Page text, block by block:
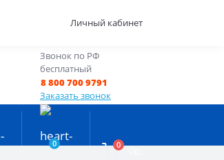
Личный кабинет
Звонок по РФ
бесплатный
8 800 700 9791
Заказать звонок
0 0